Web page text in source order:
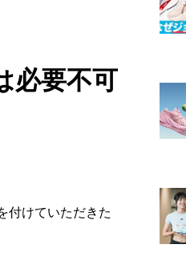
必要不可
付けていただきた